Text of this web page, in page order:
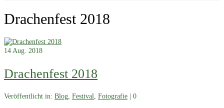
End
of
Drachenfest 2018
14 Aug. 2018
Drachenfest 2018
Veröffentlicht in: Blog, Festival, Fotografie 0